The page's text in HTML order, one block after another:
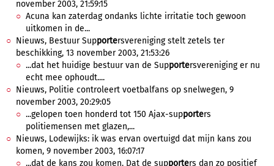
november 2003, 21:59:15
Acuna kan zaterdag ondanks lichte irritatie toch gewoon
uitkomen in de...
Nieuws, Bestuur Supportersvereniging stelt zetels ter
beschikking, 13 november 2003, 21:53:26
...dat het huidige bestuur van de Supportersvereniging er nu
echt mee ophoudt....
Nieuws, Politie controleert voetbalfans op snelwegen, 9
november 2003, 20:29:05
...gelopen toen honderd tot 150 Ajax-supporters
politiemensen met glazen,...
Nieuws, Lodewijks: ik was ervan overtuigd dat mijn kans zou
komen, 9 november 2003, 16:07:17
...dat de kans zou komen. Dat de supporters dan zo positief